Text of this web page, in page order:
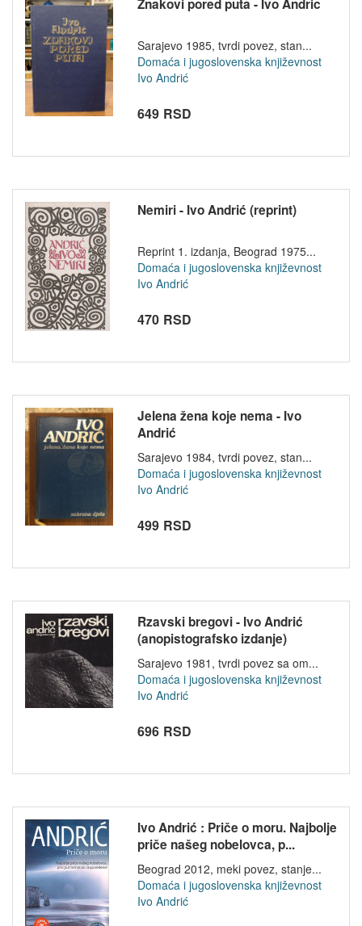
Znakovi pored puta - Ivo Andric
Sarajevo 1985, tvrdi povez, stan...
Domaća i jugoslovenska književnost
Ivo Andrić
649 RSD
Nemiri - Ivo Andrić (reprint)
Reprint 1. izdanja, Beograd 1975...
Domaća i jugoslovenska književnost
Ivo Andrić
470 RSD
Jelena žena koje nema - Ivo
Andrić
Sarajevo 1984, tvrdi povez, stan...
Domaća i jugoslovenska književnost
Ivo Andrić
499 RSD
Rzavski bregovi - Ivo Andrić
(anopistografsko izdanje)
Sarajevo 1981, tvrdi povez sa om...
Domaća i jugoslovenska književnost
Ivo Andrić
696 RSD
Ivo Andrić : Priče o moru. Najbolje
priče našeg nobelovca, p...
Beograd 2012, meki povez, stanje...
Domaća i jugoslovenska književnost
Ivo Andrić